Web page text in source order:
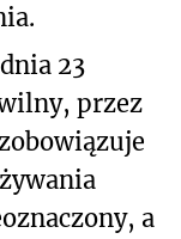
23
przez
a